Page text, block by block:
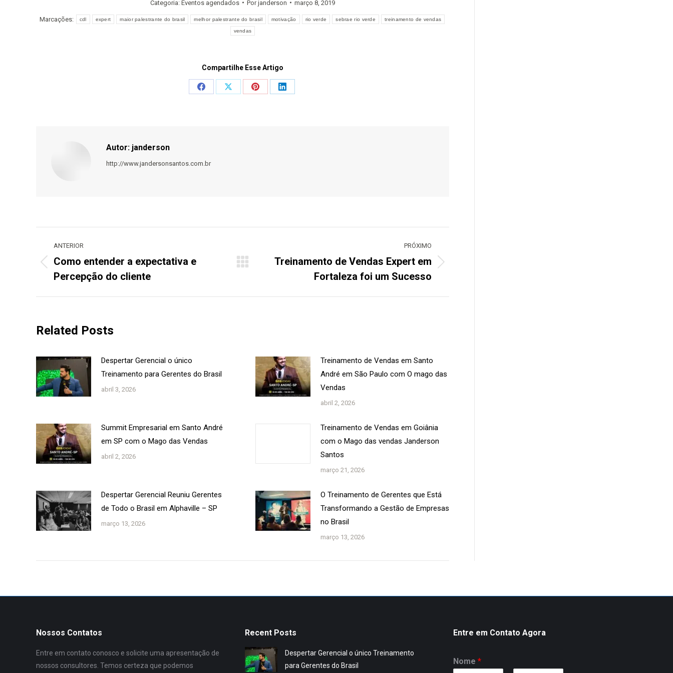
Categoria: Eventos agendados Porjanderson março 8, 2019
Marcações: cdl expert maior palestrante do brasil melhor palestrante do brasil motivação rio verde sebrae rio verde treinamento de vendas
vendas
Compartilhe Esse Artigo
Share
Share
Share
Share
Autor: janderson
http://www.jandersonsantos.com.br
post:
ANTERIOR
Post
anterior:
Como entender a expectativa e
Percepção do cliente
PRÓXIMO
Próximo
Treinamento de Vendas Expert em
Fortaleza foi um Sucesso
Related Posts
Despertar Gerencial o único
Treinamento para Gerentes do Brasil
abril 3, 2026
Treinamento de Vendas em Santo
André em São Paulo com O mago das
Vendas
abril 2, 2026
Summit Empresarial em Santo André
em SP com o Mago das Vendas
abril 2, 2026
Treinamento de Vendas em Goiânia
com o Mago das vendas Janderson
Santos
março 21, 2026
Despertar Gerencial Reuniu Gerentes
de Todo o Brasil em Alphaville – SP
março 13, 2026
O Treinamento de Gerentes que Está
Transformando a Gestão de Empresas
no Brasil
março 13, 2026
Nossos Contatos
Entre em contato conosco e solicite uma apresentação de
nossos consultores. Temos certeza que podemos
Recent Posts
Despertar Gerencial o único Treinamento
para Gerentes do Brasil
Entre em Contato Agora
Nome*